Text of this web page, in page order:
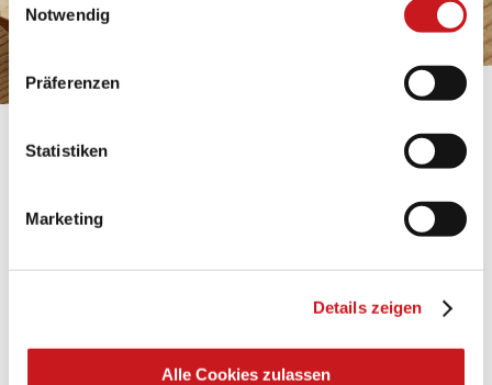
Datenschutzhinweisen
mehr darüber, wer wir sind, wie
personenbezogene Daten verarbeiten. Hier geht’s zum
Impressum.
Notwendig
Präferenzen
Statistiken
Marketing
Details zeigen
Alle Cookies zulassen
bekleben, bemalen, falten... und für viele
Zum Tipp